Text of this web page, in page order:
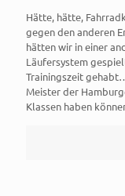
Hätte, hätte,
gegen den anderen
hätten wir in einer
Läufersystem
Trainingszeit
Meister der
Klassen haben